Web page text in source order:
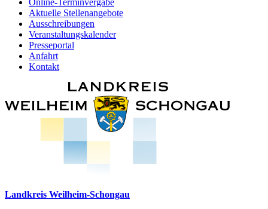
Aktuelle Stellenangebote
Ausschreibungen
Veranstaltungskalender
Presseportal
Anfahrt
Kontakt
Landkreis Weilheim-Schongau